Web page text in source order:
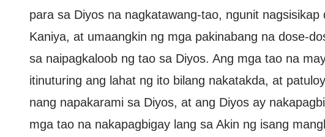
para sa Diyos na nagkatawang-tao, ngunit
Kaniya, at umaangkin ng mga pakinabang na dose-
sa naipagkaloob ng tao sa Diyos. Ang mga tao na
itinuturing ang lahat ng ito bilang nakatakda, at
nang napakarami sa Diyos, at ang Diyos ay
mga tao na nakapagbigay lang sa Akin ng isang